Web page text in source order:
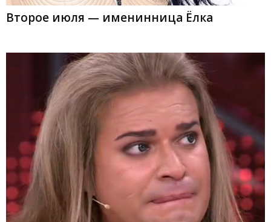
Второе июля — именинница Ёлка